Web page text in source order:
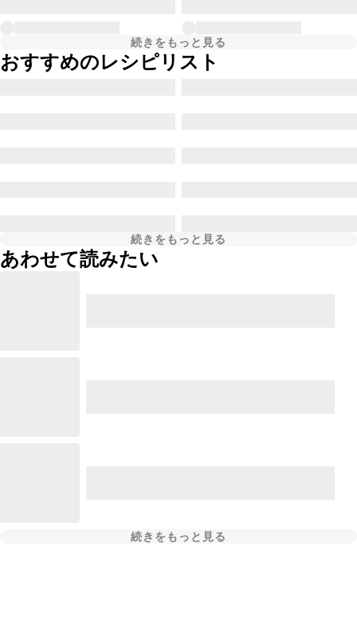
続きをもっと見る
おすすめのレシピリスト
続きをもっと見る
あわせて読みたい
続きをもっと見る